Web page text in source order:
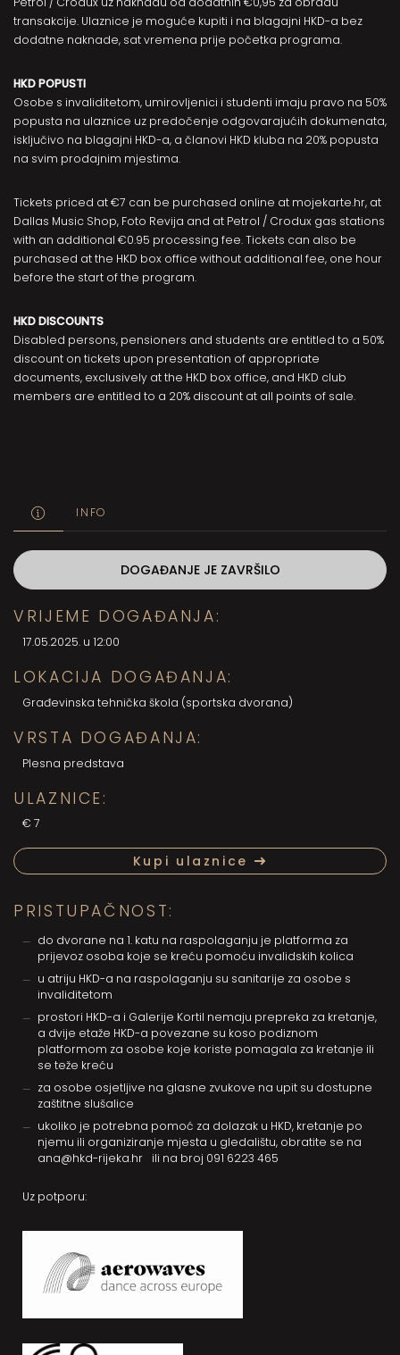
transakcije. Ulaznice je moguće kupiti i na blagajni HKD-a bez
dodatne naknade, sat vremena prije početka programa.
HKD POPUSTI
Osobe s invaliditetom, umirovljenici i studenti imaju pravo na 50%
popusta na ulaznice uz predočenje odgovarajućih dokumenata,
isključivo na blagajni HKD-a, a članovi HKD kluba na 20% popusta
na svim prodajnim mjestima.
Tickets priced at €7 can be purchased online at mojekarte.hr, at
Dallas Music Shop, Foto Revija and at Petrol / Crodux gas stations
with an additional €0.95 processing fee. Tickets can also be
purchased at the HKD box office without additional fee, one hour
before the start of the program.
HKD DISCOUNTS
Disabled persons, pensioners and students are entitled to a 50%
discount on tickets upon presentation of appropriate
documents, exclusively at the HKD box office, and HKD club
members are entitled to a 20% discount at all points of sale.
INFO
DOGAĐANJE JE ZAVRŠILO
VRIJEME DOGAĐANJA:
17.05.2025. u 12:00
LOKACIJA DOGAĐANJA:
Građevinska tehnička škola (sportska dvorana)
VRSTA DOGAĐANJA:
Plesna predstava
ULAZNICE:
€7
Kupi ulaznice
PRISTUPAČNOST:
do dvorane na 1. katu na raspolaganju je platforma za
prijevoz osoba koje se kreću pomoću invalidskih kolica
u atriju HKD-a na raspolaganju su sanitarije za osobe s
invaliditetom
prostori HKD-a i Galerije Kortil nemaju prepreka za kretanje,
a dvije etaže HKD-a povezane su koso podiznom
platformom za osobe koje koriste pomagala za kretanje ili
se teže kreću
za osobe osjetljive na glasne zvukove na upit su dostupne
zaštitne slušalice
ukoliko je potrebna pomoć za dolazak u HKD, kretanje po
njemu ili organiziranje mjesta u gledalištu, obratite se na
ana@hkd-rijeka.hr
ili na broj 091 6223 465
Uz potporu: